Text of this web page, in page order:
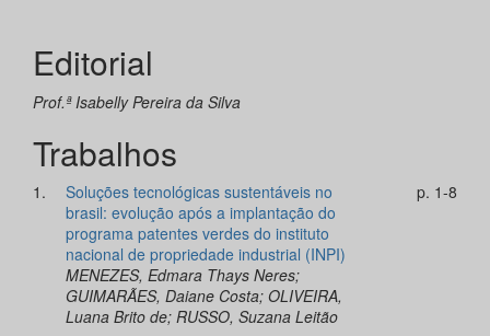
Editorial
Prof.ª Isabelly Pereira da Silva
Trabalhos
1.
Soluções tecnológicas sustentáveis no
brasil: evolução após a implantação do
programa patentes verdes do instituto
nacional de propriedade industrial (INPI)
MENEZES, Edmara Thays Neres;
GUIMARÃES, Daiane Costa; OLIVEIRA,
Luana Brito de; RUSSO, Suzana Leitão
p. 1-8